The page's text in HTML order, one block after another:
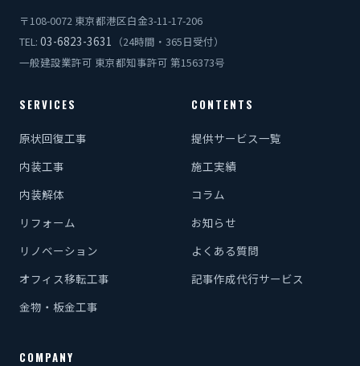
〒108-0072 東京都港区白金3-11-17-206
TEL: 03-6823-3631
（24時間・365日受付）
一般建設業許可 東京都知事許可 第156373号
SERVICES
原状回復工事
内装工事
内装解体
リフォーム
リノベーション
オフィス移転工事
金物・板金工事
CONTENTS
提供サービス一覧
施工実績
コラム
お知らせ
よくある質問
記事作成代行サービス
COMPANY